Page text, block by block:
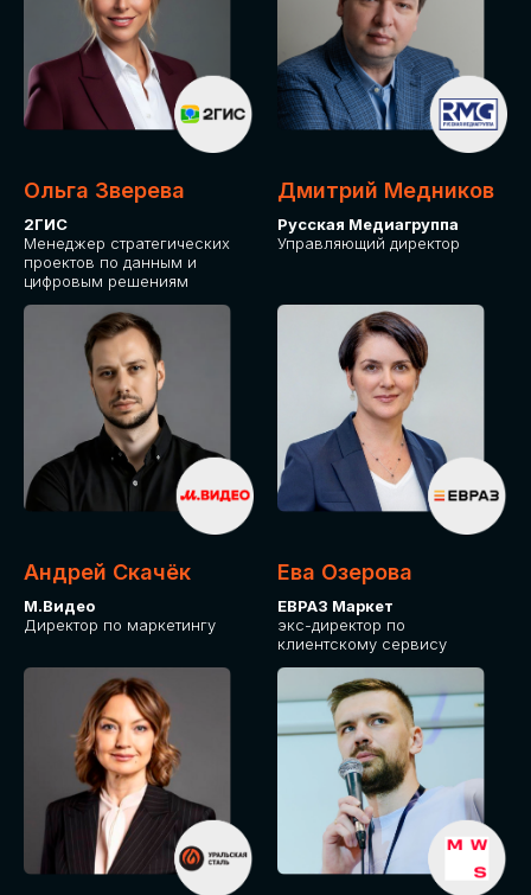
Ольга Зверева
2ГИС
Менеджер стратегических
проектов по данным и
цифровым решениям
Дмитрий Медников
Русская Медиагруппа
Управляющий директор
Андрей Скачёк
М.Видео
Директор по маркетингу
Ева Озерова
ЕВРАЗ Маркет
экс-директор по
клиентскому сервису